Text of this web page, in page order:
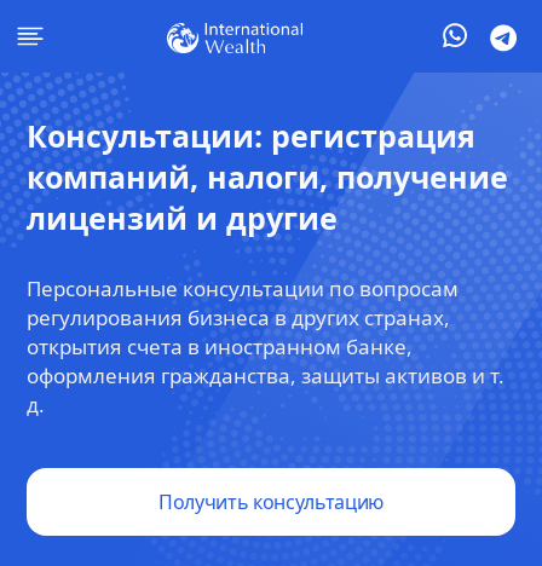
Консультации: регистрация
компаний, налоги, получение
лицензий и другие
Персональные консультации по вопросам
регулирования бизнеса в других странах,
открытия счета в иностранном банке,
оформления гражданства, защиты активов и т.
д.
Получить консультацию